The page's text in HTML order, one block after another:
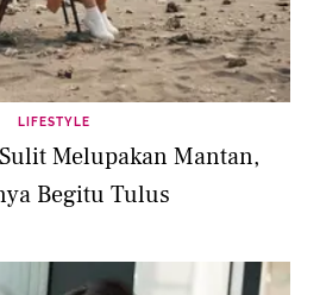
LIFESTYLE
Melupakan Mantan,
Begitu Tulus